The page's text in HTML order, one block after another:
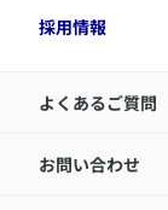
令和8年（2026
アクサのネット
経営者サポート
企業情報トップ
アクサ生命が選
IR情報
サステナビリテ
採用情報
採用情報トップ
中途採用：内勤
よくあるご質問
お問い合わせ